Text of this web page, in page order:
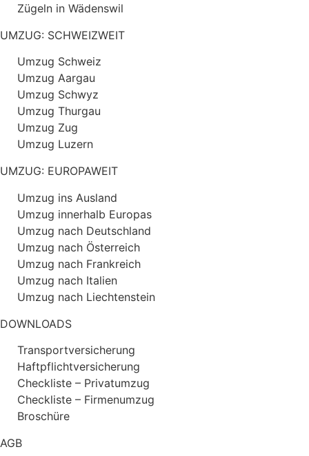
Zügeln in Wädenswil
UMZUG: SCHWEIZWEIT
Umzug Schweiz
Umzug Aargau
Umzug Schwyz
Umzug Thurgau
Umzug Zug
Umzug Luzern
UMZUG: EUROPAWEIT
Umzug ins Ausland
Umzug innerhalb Europas
Umzug nach Deutschland
Umzug nach Österreich
Umzug nach Frankreich
Umzug nach Italien
Umzug nach Liechtenstein
DOWNLOADS
Transportversicherung
Haftpflichtversicherung
Checkliste – Privatumzug
Checkliste – Firmenumzug
Broschüre
AGB